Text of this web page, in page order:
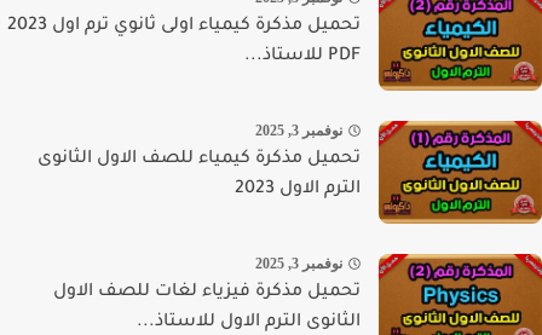
تحميل مذكرة كيمياء اولى ثانوي ترم اول 2023
PDF للاستاذ...
نوفمبر 3, 2025
تحميل مذكرة كيمياء للصف الاول الثانوى
الترم الاول 2023
نوفمبر 3, 2025
تحميل مذكرة فيزياء لغات للصف الاول
الثانوى الترم الاول للاستاذ...